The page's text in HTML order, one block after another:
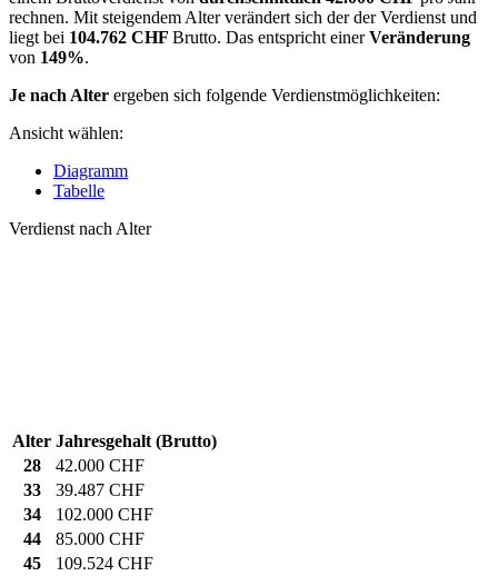
rechnen. Mit steigendem Alter verändert sich der der Verdienst und
liegt bei 104.762 CHF Brutto. Das entspricht einerVeränderung
von 149%.
Je nach Alter ergeben sich folgende Verdienstmöglichkeiten:
Ansicht wählen:
Diagramm
Tabelle
Verdienst nach Alter
Alter Jahresgehalt (Brutto)
28
42.000 CHF
33
39.487 CHF
34
102.000 CHF
44
85.000 CHF
45
109.524 CHF